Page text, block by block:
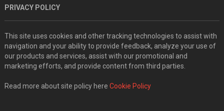
PRIVACY POLICY
This site uses cookies and other tracking technologies to assist with
navigation and your ability to provide feedback, analyze your use of
our products and services, assist with our promotional and
marketing efforts, and provide content from third parties.
Read more about site policy here Cookie Policy